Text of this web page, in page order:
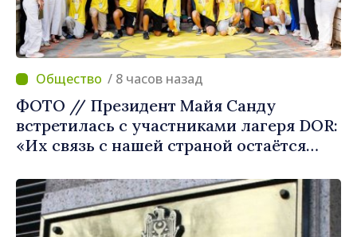
/ 8 часов назад
ФОТО // Президент Майя Санду
встретилась с участниками лагеря DOR:
«Их связь с нашей страной остаётся